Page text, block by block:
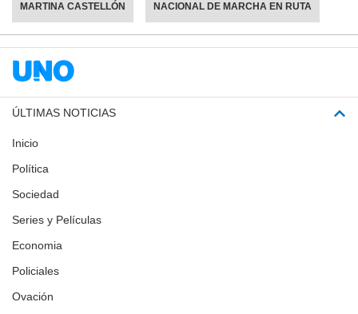
MARTINA CASTELLÓN NACIONAL DE MARCHA EN RUTA
ÚLTIMAS NOTICIAS
Inicio
Política
Sociedad
Series y Películas
Economia
Policiales
Ovación